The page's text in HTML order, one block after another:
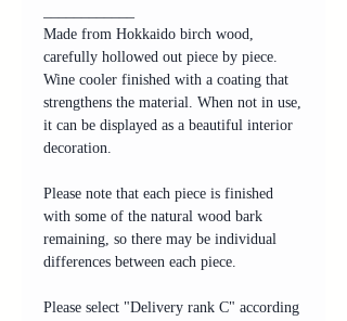
Made from Hokkaido birch wood,
carefully hollowed out piece by piece.
Wine cooler finished with a coating that
strengthens the material. When not in use,
it can be displayed as a beautiful interior
decoration.
Please note that each piece is finished
with some of the natural wood bark
remaining, so there may be individual
differences between each piece.
Please select "Delivery rank C" according